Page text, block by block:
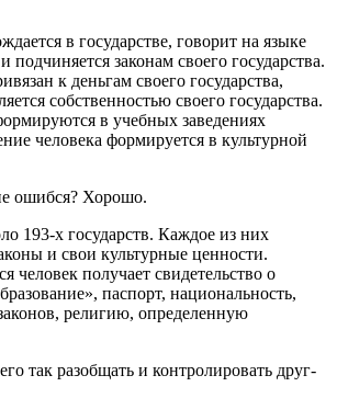
в государстве, говорит на языке
подчиняется законам своего государства.
к деньгам своего государства,
собственностью своего государства.
в учебных заведениях
человека формируется в культурной
ошибся? Хорошо.
193-х государств. Каждое из них
и свои культурные ценности.
получает свидетельство о
паспорт, национальность,
религию, определенную
так разобщать и контролировать друг-